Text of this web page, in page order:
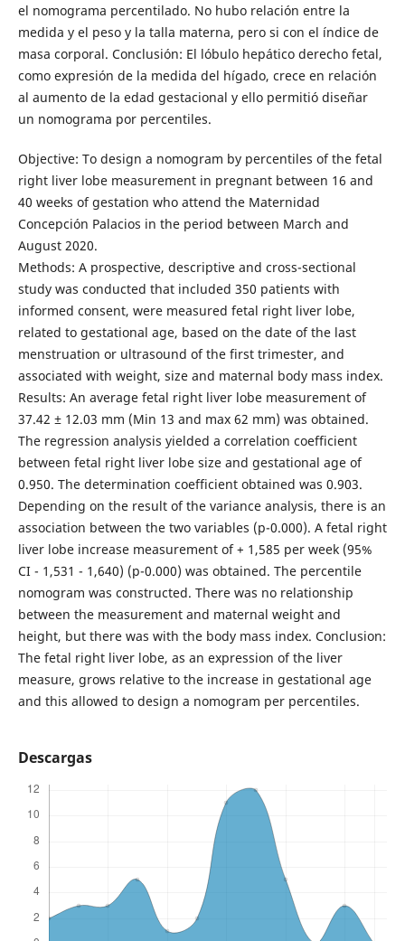
el nomograma percentilado. No hubo relación entre la
medida y el peso y la talla materna, pero si con el índice de
masa corporal. Conclusión: El lóbulo hepático derecho fetal,
como expresión de la medida del hígado, crece en relación
al aumento de la edad gestacional y ello permitió diseñar
un nomograma por percentiles.
Objective: To design a nomogram by percentiles of the fetal
right liver lobe measurement in pregnant between 16 and
40 weeks of gestation who attend the Maternidad
Concepción Palacios in the period between March and
August 2020.
Methods: A prospective, descriptive and cross-sectional
study was conducted that included 350 patients with
informed consent, were measured fetal right liver lobe,
related to gestational age, based on the date of the last
menstruation or ultrasound of the first trimester, and
associated with weight, size and maternal body mass index.
Results: An average fetal right liver lobe measurement of
37.42 ± 12.03 mm (Min 13 and max 62 mm) was obtained.
The regression analysis yielded a correlation coefficient
between fetal right liver lobe size and gestational age of
0.950. The determination coefficient obtained was 0.903.
Depending on the result of the variance analysis, there is an
association between the two variables (p-0.000). A fetal right
liver lobe increase measurement of + 1,585 per week (95%
CI - 1,531 - 1,640) (p-0.000) was obtained. The percentile
nomogram was constructed. There was no relationship
between the measurement and maternal weight and
height, but there was with the body mass index. Conclusion:
The fetal right liver lobe, as an expression of the liver
measure, grows relative to the increase in gestational age
and this allowed to design a nomogram per percentiles.
Descargas